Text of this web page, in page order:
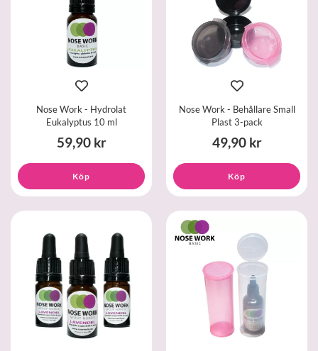
Nose Work - Hydrolat
Eukalyptus 10 ml
59,90 kr
Köp
Nose Work - Behållare Small
Plast 3-pack
49,90 kr
Köp